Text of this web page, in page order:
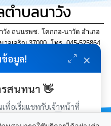
ตำบลนาวัง
วัง ถนนรพช. โคกกอ-นาวัด อำเภอ
าจเจริญ 37000. โทร. 045-525864
นเอง พอเพียง เป็นสุข
อมูล! ×
รสนทนา 👋
พื่อเริ่มแชทกับเจ้าหน้าที่